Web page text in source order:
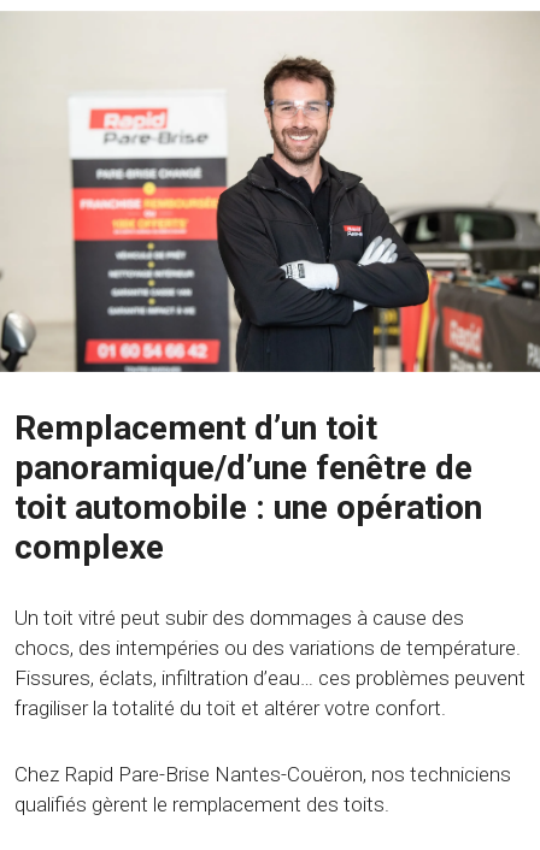
Remplacement d’un toit
panoramique/d’une fenêtre de
toit automobile : une opération
complexe
Un toit vitré peut subir des dommages à cause des
chocs, des intempéries ou des variations de température.
Fissures, éclats, infiltration d’eau… ces problèmes peuvent
fragiliser la totalité du toit et altérer votre confort.
Chez Rapid Pare-Brise Nantes-Couëron, nos techniciens
qualifiés gèrent le remplacement des toits.